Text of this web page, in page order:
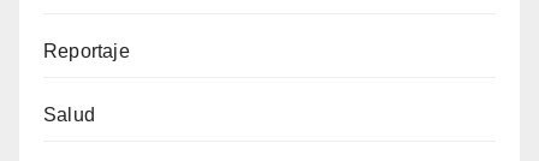
Reportaje
Salud